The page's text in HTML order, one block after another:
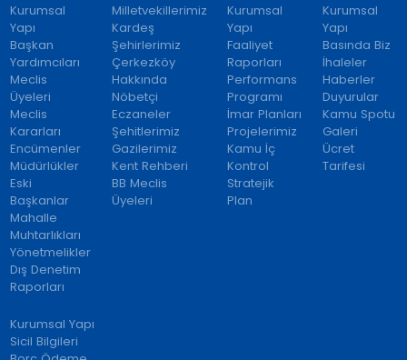
Kurumsal
Yapı
Başkan
Yardımcıları
Meclis
Üyeleri
Meclis
Kararları
Encümenler
Müdürlükler
Eski
Başkanlar
Mahalle
Muhtarlıkları
Yönetmelikler
Dış Denetim
Raporları
Milletvekillerimiz
Kardeş
Şehirlerimiz
Çerkezköy
Hakkında
Nöbetçi
Eczaneler
Şehitlerimiz
Gazilerimiz
Kent Rehberi
BB Meclis
Üyeleri
Kurumsal
Yapı
Faaliyet
Raporları
Performans
Programı
İmar Planları
Projelerimiz
Kamu İç
Kontrol
Stratejik
Plan
Kurumsal
Yapı
Basında Biz
İhaleler
Haberler
Duyurular
Kamu Spotu
Galeri
Ücret
Tarifesi
Kurumsal Yapı
Sicil Bilgileri